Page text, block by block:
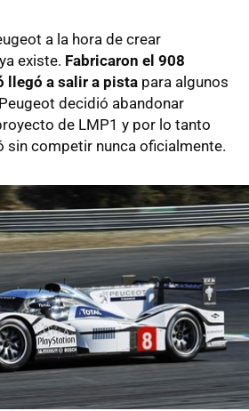
a la hora de crear
existe. Fabricaron el 908
llegó a salir a pista para algunos
decidió abandonar
de LMP1 y por lo tanto
sin competir nunca oficialmente.